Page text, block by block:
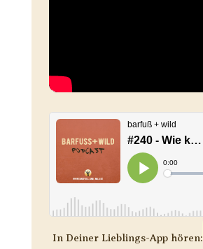
In Deiner Lieblings-App hören: